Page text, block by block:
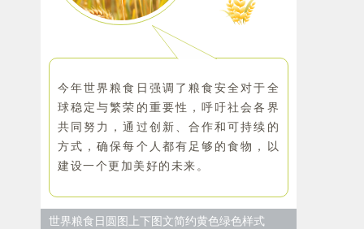
今年世界粮食日强调了粮食安全对于全
球稳定与繁荣的重要性，呼吁社会各界
共同努力，通过创新、合作和可持续的
方式，确保每个人都有足够的食物，以
建设一个更加美好的未来。
世界粮食日圆图上下图文简约黄色绿色样式